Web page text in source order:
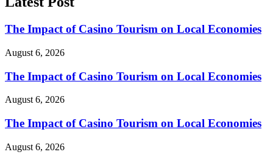
The Impact of Casino Tourism on Local Economies
August 6, 2026
The Impact of Casino Tourism on Local Economies
August 6, 2026
The Impact of Casino Tourism on Local Economies
August 6, 2026